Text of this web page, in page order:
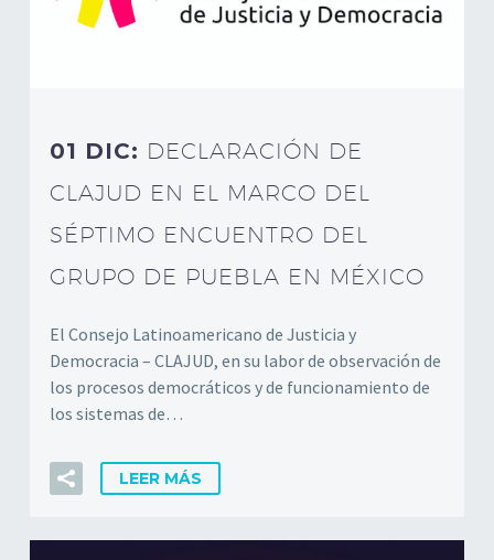
01 DIC: DECLARACIÓN DE
CLAJUD EN EL MARCO DEL
SÉPTIMO ENCUENTRO DEL
GRUPO DE PUEBLA EN MÉXICO
El Consejo Latinoamericano de Justicia y
Democracia – CLAJUD, en su labor de observación de
los procesos democráticos y de funcionamiento de
los sistemas de…
LEER MÁS